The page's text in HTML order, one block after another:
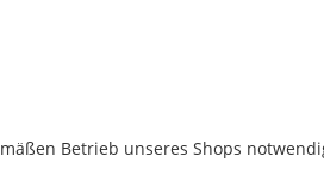
Betrieb unseres Shops